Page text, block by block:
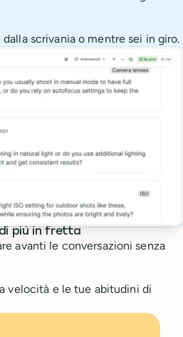
scrivania o mentre sei in giro.
più in fretta
avanti le conversazioni senza
velocità e le tue abitudini di